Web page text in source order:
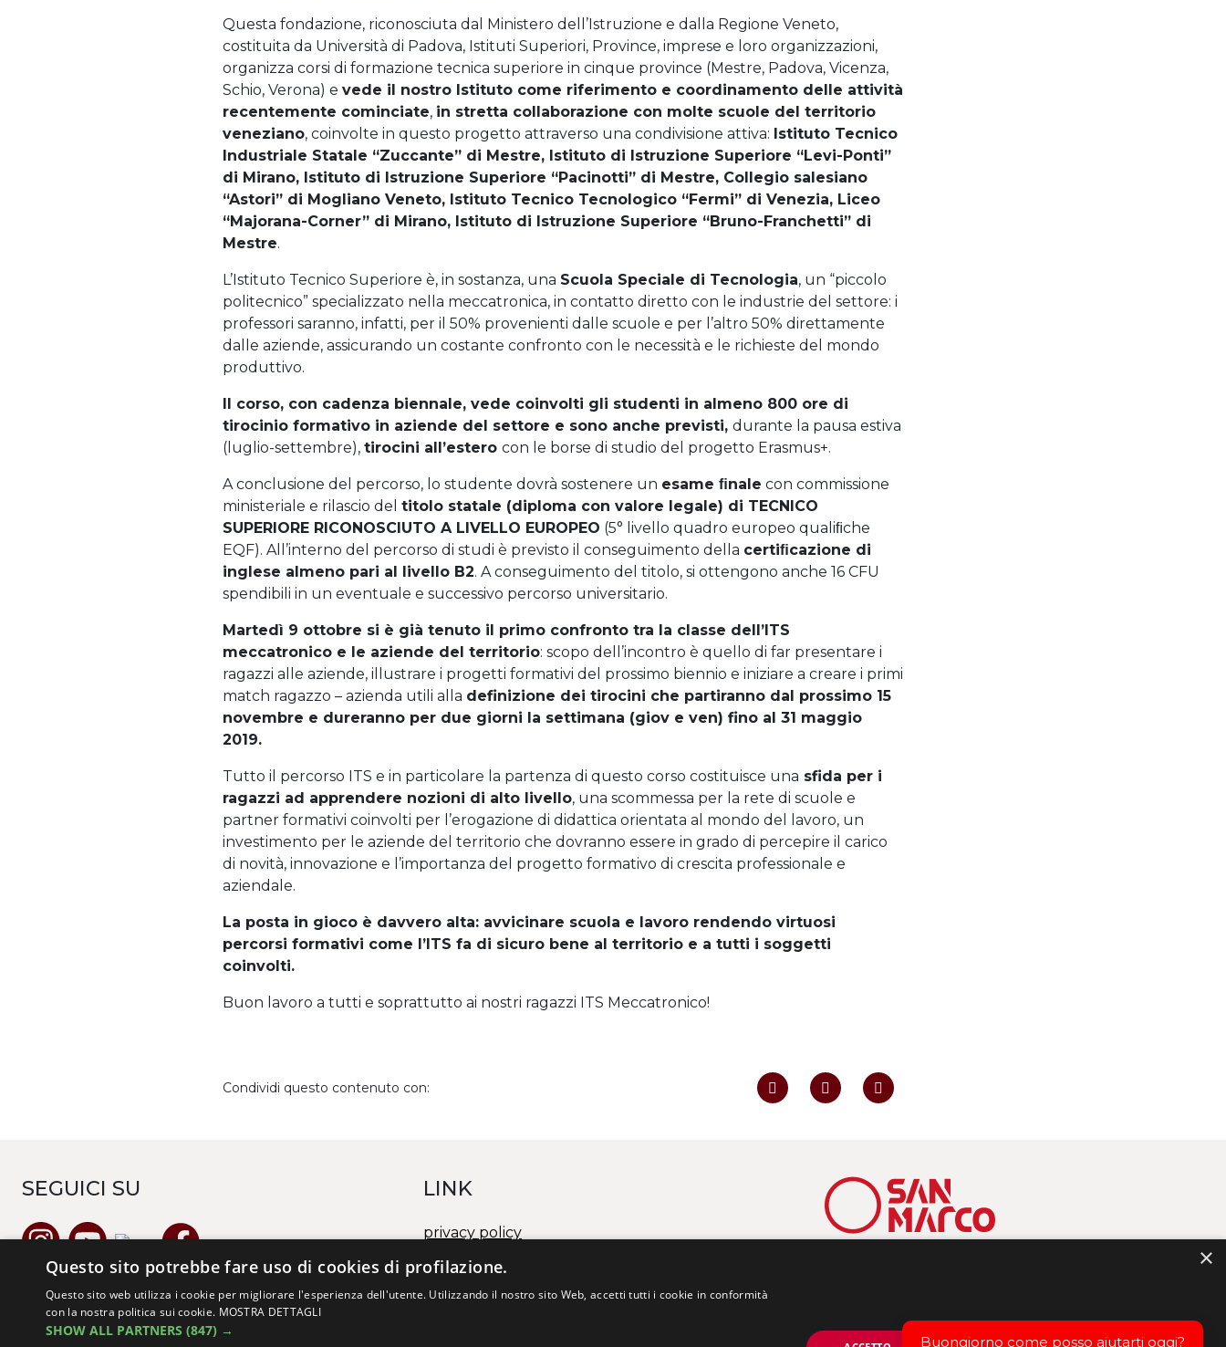
Questa fondazione, riconosciuta dal Ministero dell’Istruzione e dalla Regione Veneto,
costituita da Università di Padova, Istituti Superiori, Province, imprese e loro organizzazioni,
organizza corsi di formazione tecnica superiore in cinque province (Mestre, Padova, Vicenza,
Schio, Verona) e vede il nostro Istituto come riferimento e coordinamento delle attività
recentemente cominciate, in stretta collaborazione con molte scuole del territorio
veneziano, coinvolte in questo progetto attraverso una condivisione attiva: Istituto Tecnico
Industriale Statale “Zuccante” di Mestre, Istituto di Istruzione Superiore “Levi-Ponti”
di Mirano, Istituto di Istruzione Superiore “Pacinotti” di Mestre, Collegio salesiano
“Astori” di Mogliano Veneto, Istituto Tecnico Tecnologico “Fermi” di Venezia, Liceo
“Majorana-Corner” di Mirano, Istituto di Istruzione Superiore “Bruno-Franchetti” di
Mestre.
L’Istituto Tecnico Superiore è, in sostanza, una Scuola Speciale di Tecnologia, un “piccolo
politecnico” specializzato nella meccatronica, in contatto diretto con le industrie del settore: i
professori saranno, infatti, per il 50% provenienti dalle scuole e per l’altro 50% direttamente
dalle aziende, assicurando un costante confronto con le necessità e le richieste del mondo
produttivo.
Il corso, con cadenza biennale, vede coinvolti gli studenti in almeno 800 ore di
tirocinio formativo in aziende del settore e sono anche previsti, durante la pausa estiva
(luglio-settembre), tirocini all’estero con le borse di studio del progetto Erasmus+.
A conclusione del percorso, lo studente dovrà sostenere un esame ﬁnale con commissione
ministeriale e rilascio del titolo statale (diploma con valore legale) di TECNICO
SUPERIORE RICONOSCIUTO A LIVELLO EUROPEO (5° livello quadro europeo qualiﬁche
EQF). All’interno del percorso di studi è previsto il conseguimento della certiﬁcazione di
inglese almeno pari al livello B2. A conseguimento del titolo, si ottengono anche 16 CFU
spendibili in un eventuale e successivo percorso universitario.
Martedì 9 ottobre si è già tenuto il primo confronto tra la classe dell’ITS
meccatronico e le aziende del territorio: scopo dell’incontro è quello di far presentare i
ragazzi alle aziende, illustrare i progetti formativi del prossimo biennio e iniziare a creare i primi
match ragazzo – azienda utili alla definizione dei tirocini che partiranno dal prossimo 15
novembre e dureranno per due giorni la settimana (giov e ven) fino al 31 maggio
2019.
Tutto il percorso ITS e in particolare la partenza di questo corso costituisce una sfida per i
ragazzi ad apprendere nozioni di alto livello, una scommessa per la rete di scuole e
partner formativi coinvolti per l’erogazione di didattica orientata al mondo del lavoro, un
investimento per le aziende del territorio che dovranno essere in grado di percepire il carico
di novità, innovazione e l’importanza del progetto formativo di crescita professionale e
aziendale.
La posta in gioco è davvero alta: avvicinare scuola e lavoro rendendo virtuosi
percorsi formativi come l’ITS fa di sicuro bene al territorio e a tutti i soggetti
coinvolti.
Buon lavoro a tutti e soprattutto ai nostri ragazzi ITS Meccatronico!
Condividi questo contenuto con:
SEGUICI SU LINK
privacy policy
whistleblowing/segnalazione illeciti
×
Questo sito potrebbe fare uso di cookies di profilazione.
Questo sito web utilizza i cookie per migliorare l'esperienza dell'utente. Utilizzando il nostro sito Web, accetti tutti i cookie in conformità
con la nostra politica sui cookie. MOSTRA DETTAGLI
SHOW ALL PARTNERS (847) →
Buongiorno come posso aiutarti oggi?